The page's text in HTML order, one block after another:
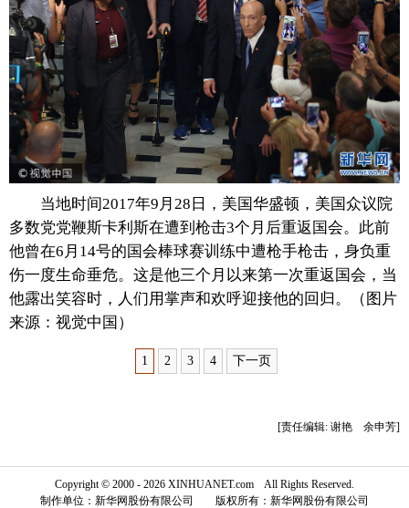
旅游 健康 信息化 数据
金融 公益 军事 无人机
富媒体 摄影 新华广播
新华电视中文 新华电视英文 返回PC
当地时间2017年9月28日，美国华盛顿，美国众议院
多数党党鞭斯卡利斯在遭到枪击3个月后重返国会。此前
他曾在6月14号的国会棒球赛训练中遭枪手枪击，身负重
伤一度生命垂危。这是他三个月以来第一次重返国会，当
他露出笑容时，人们用掌声和欢呼迎接他的回归。（图片
来源：视觉中国）
1 2 3 4 下一页
[责任编辑: 谢艳 余申芳]
Copyright © 2000 - 2026 XINHUANET.com All Rights Reserved.
制作单位：新华网股份有限公司 版权所有：新华网股份有限公司